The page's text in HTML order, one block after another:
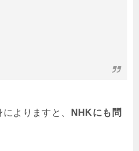
よりますと、
NHKにも問